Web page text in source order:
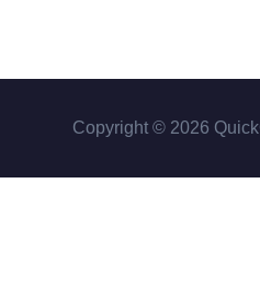
Copyright © 2026